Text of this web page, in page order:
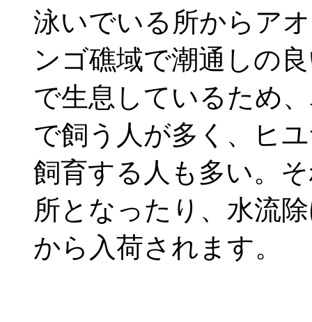
泳いでいる所からア
ンゴ礁域で潮通しの
で生息しているため
で飼う人が多く、ヒ
飼育する人も多い。
所となったり、水流
から入荷されます。